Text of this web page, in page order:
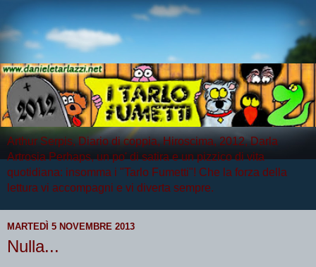
Arthur Serpis, Diario di coppia, Hiroscima, 2012, Darla
Artrosia Perhaps, un po' di satira e un pizzico di vita
quotidiana: insomma i "Tarlo Fumetti"! Che la forza della
lettura vi accompagni e vi diverta sempre.
MARTEDÌ 5 NOVEMBRE 2013
Nulla...